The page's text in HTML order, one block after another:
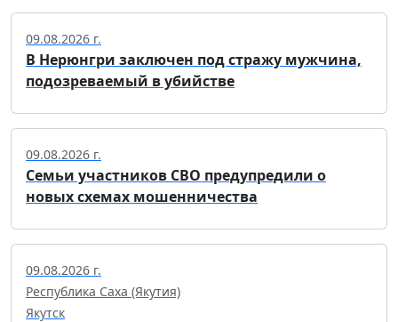
09.08.2026 г.
В Нерюнгри заключен под стражу мужчина,
подозреваемый в убийстве
09.08.2026 г.
Семьи участников СВО предупредили о
новых схемах мошенничества
09.08.2026 г.
Республика Саха (Якутия)
Якутск